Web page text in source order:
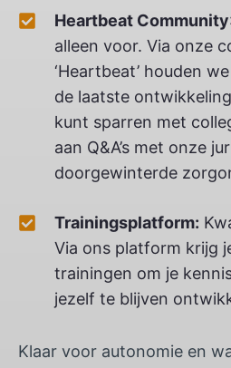
Heartbeat Community
alleen voor. Via onze
‘Heartbeat’ houden
de laatste
kunt sparren met
aan Q&A’s met onze
doorgewinterde
Trainingsplatform:
Via ons platform krijg
trainingen om je
jezelf te blijven
Klaar voor autonomie en